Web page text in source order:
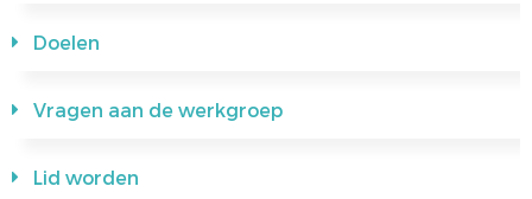
Doelen
Vragen aan de werkgroep
Lid worden